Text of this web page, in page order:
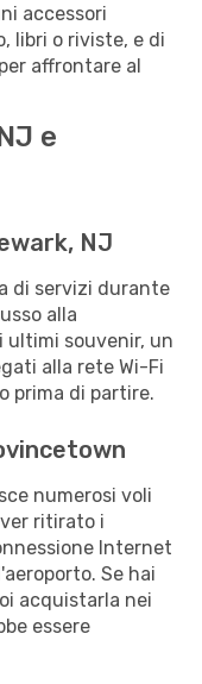
accessori
libri o riviste, e di
affrontare al
e
NJ
di servizi durante
alla
ultimi souvenir, un
alla rete Wi-Fi
prima di partire.
numerosi voli
ritirato i
Internet
Se hai
acquistarla nei
essere